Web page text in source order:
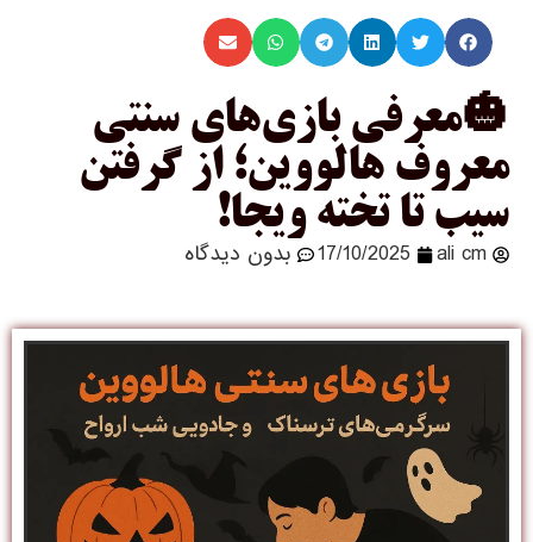
🎃معرفی بازی‌های سنتی
معروف هالووین؛ از گرفتن
سیب تا تخته ویجا!
ali cm
17/10/2025 بدون دیدگاه